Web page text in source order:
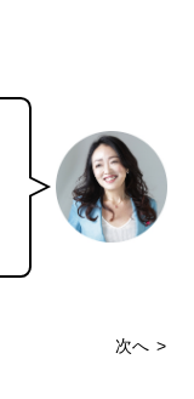
次へ >